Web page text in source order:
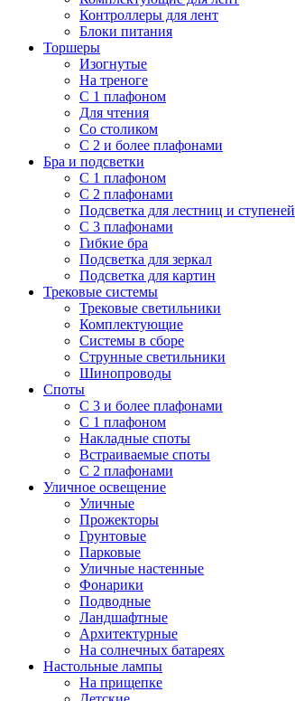
Контроллеры для лент
Блоки питания
Торшеры
Изогнутые
На треноге
С 1 плафоном
Для чтения
Со столиком
С 2 и более плафонами
Бра и подсветки
С 1 плафоном
С 2 плафонами
Подсветка для лестниц и ступеней
С 3 плафонами
Гибкие бра
Подсветка для зеркал
Подсветка для картин
Трековые системы
Трековые светильники
Комплектующие
Системы в сборе
Струнные светильники
Шинопроводы
Споты
С 3 и более плафонами
С 1 плафоном
Накладные споты
Встраиваемые споты
С 2 плафонами
Уличное освещение
Уличные
Прожекторы
Грунтовые
Парковые
Уличные настенные
Фонарики
Подводные
Ландшафтные
Архитектурные
На солнечных батареях
Настольные лампы
На прищепке